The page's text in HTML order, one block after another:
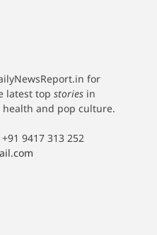
for
latest top stories in
and pop culture.
9417 313 252